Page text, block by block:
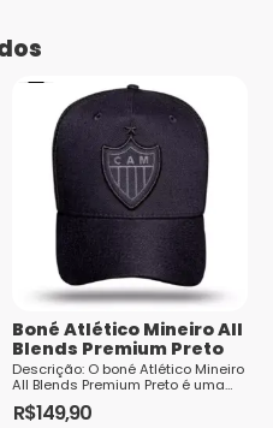
Saiba
são
Boné Atlético Mineiro All
Blends Premium Preto
Descrição: O boné Atlético Mineiro
All Blends Premium Preto é uma
peça essencial para os
torcedores apaixonados pe...
R$149,90